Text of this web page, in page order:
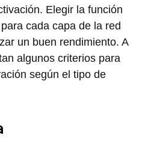
Elegir la función
cada capa de la red
un buen rendimiento. A
algunos criterios para
según el tipo de